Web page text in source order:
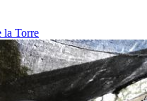
la Torre